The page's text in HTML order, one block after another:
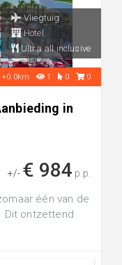
Vliegtuig
Hotel
Ultra all inclusive
1 0 0
in
+/- € 984 p.p.
één van de
Dit ontzettend